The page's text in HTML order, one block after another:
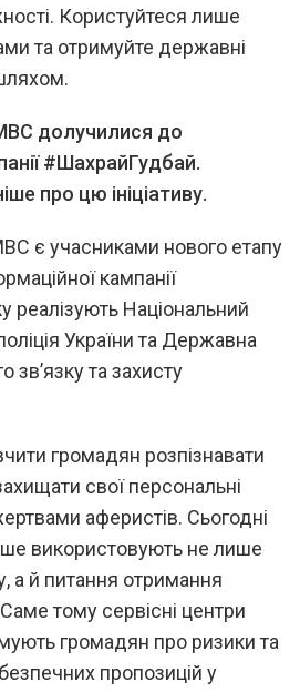
Користуйтеся лише
та отримуйте державні
долучилися до
#ШахрайГудбай.
про цю ініціативу.
є учасниками нового етапу
кампанії
реалізують Національний
України та Державна
зв’язку та захисту
громадян розпізнавати
свої персональні
аферистів. Сьогодні
використовують не лише
а й питання отримання
тому сервісні центри
громадян про ризики та
пропозицій у